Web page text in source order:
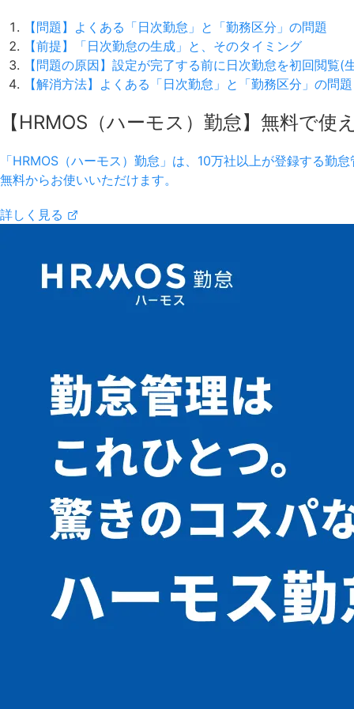
【問題】よくある「日次勤怠」と「勤務区分」の問題
【前提】「日次勤怠の生成」と、そのタイミング
【問題の原因】設定が完了する前に日次勤怠を初回閲覧(
【解消方法】よくある「日次勤怠」と「勤務区分」の問題
【HRMOS（ハーモス）勤怠】無料で使
「HRMOS（ハーモス）勤怠」は、10万社以上が登録する
無料からお使いいただけます。
詳しく見る